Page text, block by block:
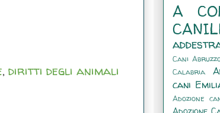
, diritti degli animali
A
Cani
Calabria
cani
Adozione